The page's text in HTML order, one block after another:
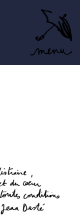
Accéder
au
menu